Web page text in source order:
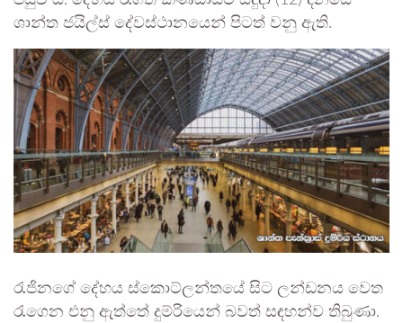
ශාන්ත ජයිල්ස් දේවස්ථානයෙන් පිටත් වනු ඇති.
රැජිනගේ දේහය ස්කොට්ලන්තයේ සිට ලන්ඩනය වෙත
රැගෙන එනු ඇත්තේ දුම්රියෙන් බවත් සඳහන්ව තිබුණා.